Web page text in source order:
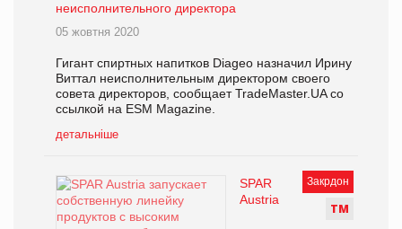
неисполнительного директора
05 жовтня 2020
Гигант спиртных напитков Diageo назначил Ирину
Виттал неисполнительным директором своего
совета директоров, сообщает TradeMaster.UA со
ссылкой на ESM Magazine.
детальніше
Закрдон
ТМ
SPAR
Austria